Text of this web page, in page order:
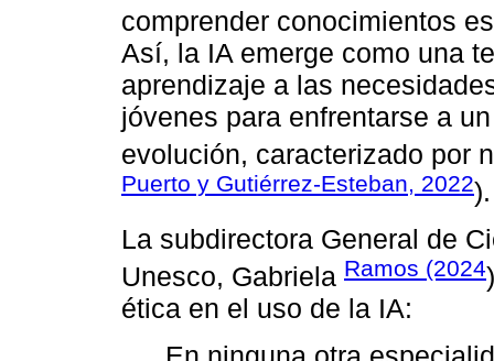
comprender conocimientos
Así, la IA emerge como una
aprendizaje a las
jóvenes para enfrentarse a
evolución, caracterizado por
Puerto y Gutiérrez-Esteban, 2022).
La subdirectora General de
Unesco, Gabriela Ramos (2024
ética en el uso de la IA: